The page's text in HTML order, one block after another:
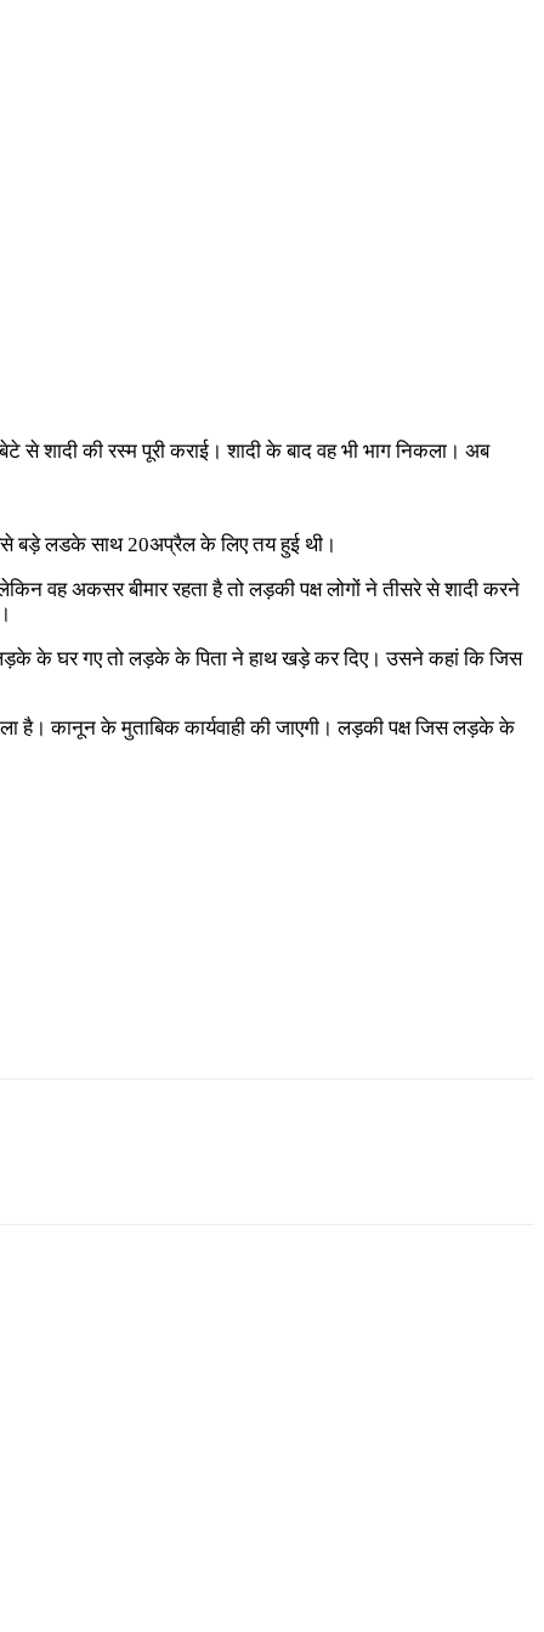
से शादी की रस्म पूरी कराई। शादी के बाद वह भी भाग निकला। अब
बड़े लडके साथ 20अप्रैल के लिए तय हुई थी।
वह अकसर बीमार रहता है तो लड़की पक्ष लोगों ने तीसरे से शादी करने
के घर गए तो लड़के के पिता ने हाथ खड़े कर दिए। उसने कहां कि जिस
है। कानून के मुताबिक कार्यवाही की जाएगी। लड़की पक्ष जिस लड़के के